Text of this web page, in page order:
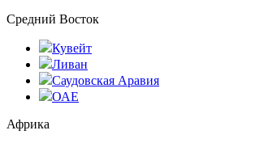
Средний Восток
Кувейт
Ливан
Саудовская Аравия
ОАЕ
Африка